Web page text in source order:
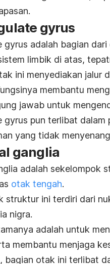
gyrus
gyrus adalah bagian
limbik di atas,
ini menyediakan jalur
membantu
jawab untuk
gyrus pun terlibat
yang tidak
ganglia
adalah sekelompok
otak tengah.
struktur ini terdiri dari
nigra.
adalah untuk
membantu menjaga
bagian otak ini terlibat